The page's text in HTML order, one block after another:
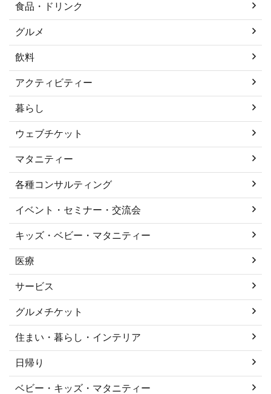
食品・ドリンク
グルメ
飲料
アクティビティー
暮らし
ウェブチケット
マタニティー
各種コンサルティング
イベント・セミナー・交流会
キッズ・ベビー・マタニティー
医療
サービス
グルメチケット
住まい・暮らし・インテリア
日帰り
ベビー・キッズ・マタニティー